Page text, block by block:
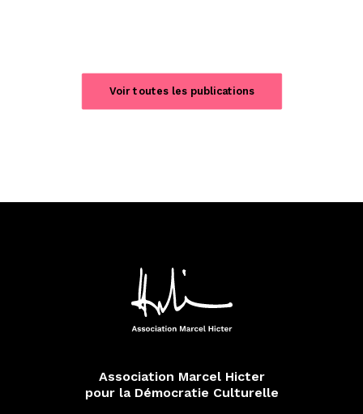
Voir toutes les publications
Association Marcel Hicter
pour la Démocratie Culturelle